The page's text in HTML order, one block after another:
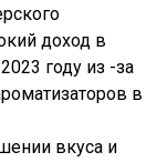
доход в
году из -за
в
вкуса и